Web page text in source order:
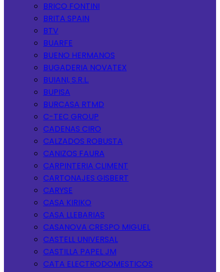
BRICO FONTINI
BRITA SPAIN
BTV
BUARFE
BUENO HERMANOS
BUGADERIA NOVATEX
BUIANI, S.R.L.
BUPISA
BURCASA RTMD
C-TEC GROUP
CADENAS CIRO
CALZADOS ROBUSTA
CANIZOS FAURA
CARPINTERIA CLIMENT
CARTONAJES GISBERT
CARYSE
CASA KIRIKO
CASA LLEBARIAS
CASANOVA CRESPO MIGUEL
CASTELL UNIVERSAL
CASTILLA PAPEL JM
CATA ELECTRODOMESTICOS